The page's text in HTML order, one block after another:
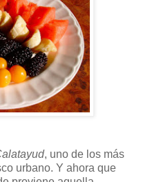
, uno de los más
urbano. Y ahora que